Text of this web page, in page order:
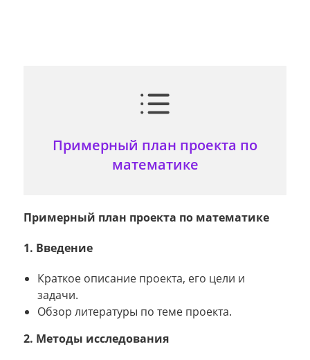
Примерный план проекта по
математике
Примерный план проекта по математике
1. Введение
Краткое описание проекта, его цели и
задачи.
Обзор литературы по теме проекта.
2. Методы исследования